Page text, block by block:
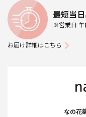
最短当
※営業日 午
お届け詳細はこちら
なの花